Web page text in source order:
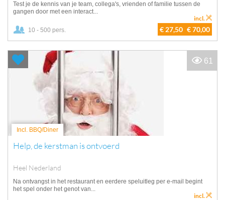
Test je de kennis van je team, collega's, vrienden of familie tussen de
gangen door met een interact...
10 - 500 pers. € 27,50 € 70,00
incl.
Incl. BBQ/Diner
Help, de kerstman is ontvoerd
Heel Nederland
Na ontvangst in het restaurant en eerdere speluitleg per e-mail begint
het spel onder het genot van...
incl.
61